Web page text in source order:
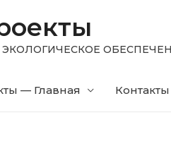
ЭКОЛОГИЧЕСКОЕ
— Главная Контакты